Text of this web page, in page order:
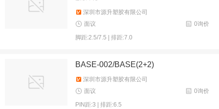
深圳市源升塑胶有限公司
0询价
面议
脚距:2.5/7.5 | 排距:7.0
BASE-002/BASE(2+2)
深圳市源升塑胶有限公司
0询价
面议
PIN距:3 | 排距:6.5